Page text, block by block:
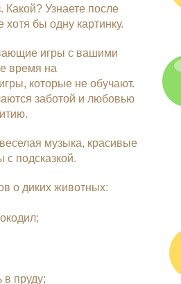
Какой? Узнаете после
хотя бы одну картинку.
игры с вашими
время на
которые не обучают.
заботой и любовью
музыка, красивые
подсказкой.
о диких животных:
в пруду;